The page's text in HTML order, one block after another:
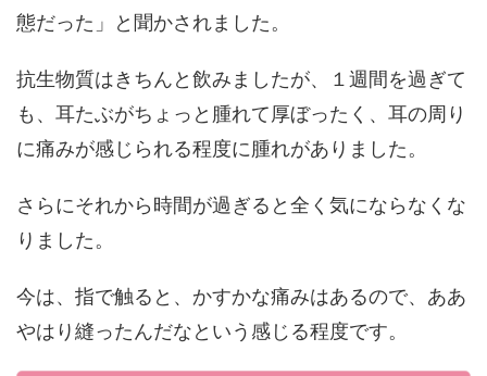
態だった」と聞かされました。
抗生物質はきちんと飲みましたが、１週間を過ぎて
も、耳たぶがちょっと腫れて厚ぼったく、耳の周り
に痛みが感じられる程度に腫れがありました。
さらにそれから時間が過ぎると全く気にならなくな
りました。
今は、指で触ると、かすかな痛みはあるので、ああ
やはり縫ったんだなという感じる程度です。